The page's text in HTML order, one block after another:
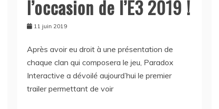
l’occasion de l’E3 2019 !
11 juin 2019
Après avoir eu droit à une présentation de
chaque clan qui composera le jeu, Paradox
Interactive a dévoilé aujourd’hui le premier
trailer permettant de voir